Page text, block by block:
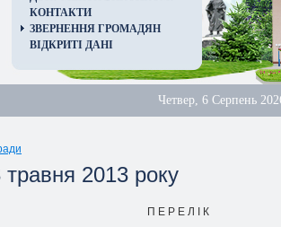
КОНТАКТИ
ЗВЕРНЕННЯ ГРОМАДЯН
ВІДКРИТІ ДАНІ
Четвер, 6 Серпень
травня 2013 року
П Е Р Е Л I К